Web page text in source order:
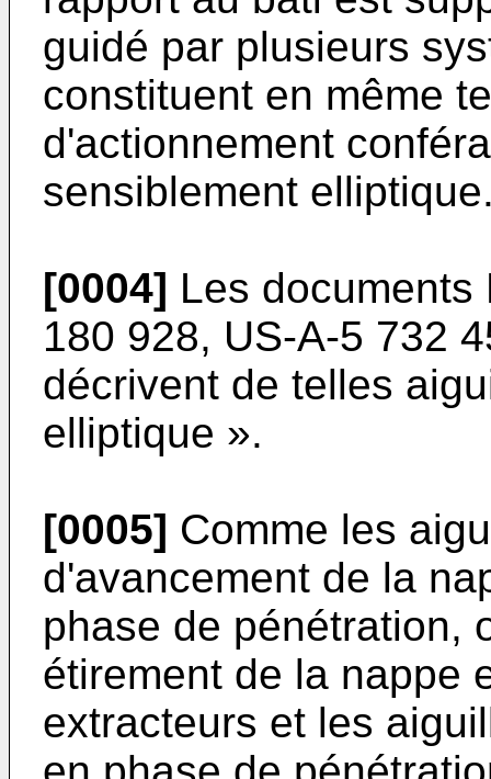
guidé par plusieurs
constituent en même
d'actionnement
sensiblement
[0004] Les documents
180 928, US-A-5 732
décrivent de telles
elliptique ».
[0005] Comme les
d'avancement de la
phase de pénétration,
étirement de la nappe
extracteurs et les